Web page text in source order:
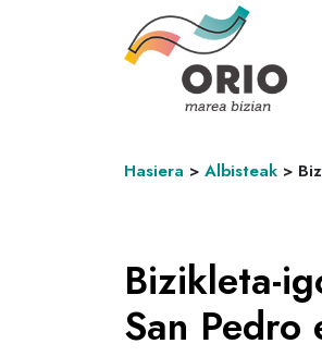
Hasiera > Albisteak >
Bizikleta-
San Pedro